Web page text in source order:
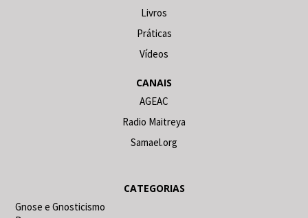
Livros
Práticas
Vídeos
CANAIS
AGEAC
Radio Maitreya
Samael.org
CATEGORIAS
Gnose e Gnosticismo